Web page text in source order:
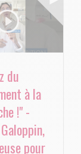
du
à la
!" -
pour